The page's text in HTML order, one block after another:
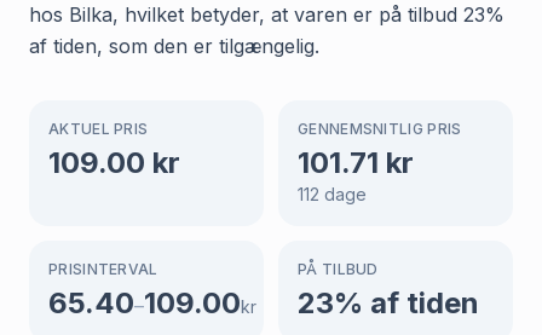
hos Bilka, hvilket betyder, at varen er på tilbud 23%
af tiden, som den er tilgængelig.
AKTUEL PRIS
109.00 kr
GENNEMSNITLIG PRIS
101.71 kr
112 dage
PRISINTERVAL
65.40–109.00kr
PÅ TILBUD
23% af tiden